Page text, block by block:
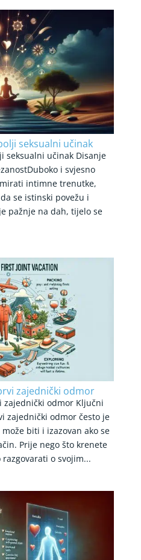
seksualni učinak
seksualni učinak Disanje
i svjesno
intimne trenutke,
se istinski povežu i
pažnje na dah, tijelo se
zajednički odmor
zajednički odmor Ključni
zajednički odmor često je
biti i izazovan ako se
Prije nego što krenete
o svojim...